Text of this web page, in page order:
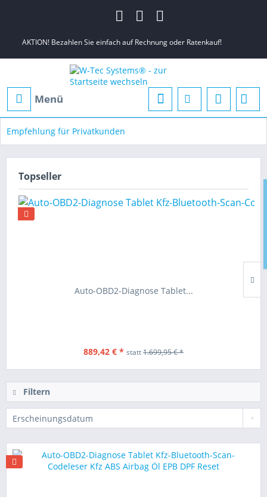
AKTION! Bezahlen Sie einfach auf Rechnung oder Ratenkauf!
Menü
Empfehlung für Privatkunden
Topseller
Auto-OBD2-Diagnose Tablet...
889,42 € * statt1.699,95 € *
Filtern